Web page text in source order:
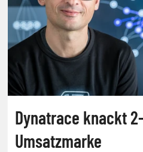
Dynatrace knackt
Umsatzmarke